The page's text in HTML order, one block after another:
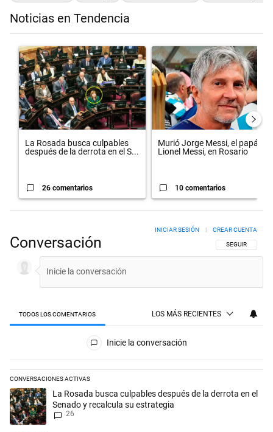
Noticias en Tendencia
Un artículo de tendencia con el título "La Rosada busca culpables
La Rosada busca culpables
después de la derrota en el S...
26 comentarios
Un artículo de tendencia con el
Murió Jorge Messi, el papá de
Lionel Messi, en Rosario
10 comentarios
Conversación SIGA ESTA
SEGUIR
INICIAR SESIÓN | CREAR CUENTA
TODOS LOS COMENTARIOS LOS MÁS RECIENTES
Inicie la conversación
CONVERSACIONES ACTIVAS
Este listado muestra los artículos con más comentarios en los
Un artículo de tendencia con el título "La Rosada busca culpables
La Rosada busca culpables después de la derrota en el
Senado y recalcula su estrategia
26